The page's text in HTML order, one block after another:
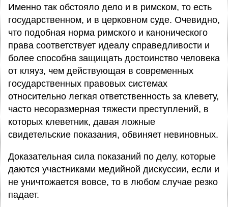
Именно так обстояло дело и в римском, то есть
государственном, и в церковном суде. Очевидно,
что подобная норма римского и канонического
права соответствует идеалу справедливости и
более способна защищать достоинство человека
от кляуз, чем действующая в современных
государственных правовых системах
относительно легкая ответственность за клевету,
часто несоразмерная тяжести преступлений, в
которых клеветник, давая ложные
свидетельские показания, обвиняет невиновных.
Доказательная сила показаний по делу, которые
даются участниками медийной дискуссии, если и
не уничтожается вовсе, то в любом случае резко
падает.